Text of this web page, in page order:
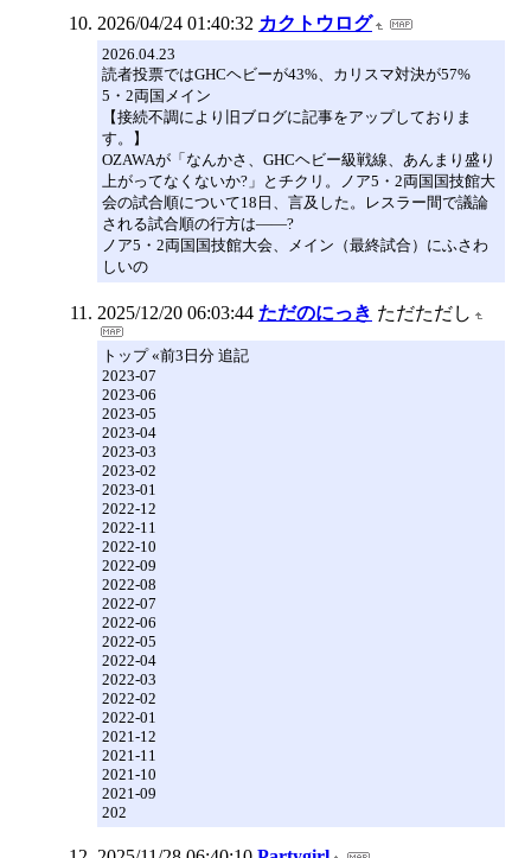
2026/04/24 01:40:32 カクトウログ
2026.04.23
読者投票ではGHCヘビーが43%、カリスマ対決が57%
5・2両国メイン
【接続不調により旧ブログに記事をアップしておりま
す。】
OZAWAが「なんかさ、GHCヘビー級戦線、あんまり盛り
上がってなくないか?」とチクリ。ノア5・2両国国技館大
会の試合順について18日、言及した。レスラー間で議論
される試合順の行方は——?
ノア5・2両国国技館大会、メイン（最終試合）にふさわ
しいの
2025/12/20 06:03:44 ただのにっき ただただし
トップ «前3日分 追記
2023-07
2023-06
2023-05
2023-04
2023-03
2023-02
2023-01
2022-12
2022-11
2022-10
2022-09
2022-08
2022-07
2022-06
2022-05
2022-04
2022-03
2022-02
2022-01
2021-12
2021-11
2021-10
2021-09
202